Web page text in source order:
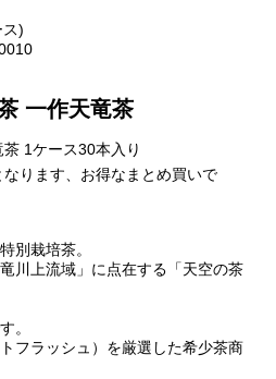
)
一作天竜茶
1ケース30本入り
なります、お得なまとめ買いで
別栽培茶。
川上流域」に点在する「天空の茶
。
フラッシュ）を厳選した希少茶商